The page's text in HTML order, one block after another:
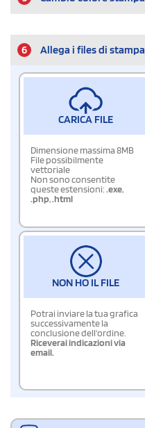
6 Allega i files di stampa
CARICA FILE
Dimensione massima 8MB
File possibilmente
vettoriale
Non sono consentite
queste estensioni:.exe,
.php,.html
NON HO IL FILE
Potrai inviare la tua grafica
successivamente la
conclusione dell'ordine.
Riceverai indicazioni via
email.